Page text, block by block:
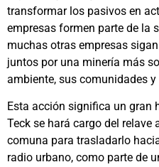
transformar los pasivos en
empresas formen parte de la
muchas otras empresas
juntos por una minería más
ambiente, sus comunidades y
Esta acción significa un gran
Teck se hará cargo del relave
comuna para trasladarlo
radio urbano, como parte de